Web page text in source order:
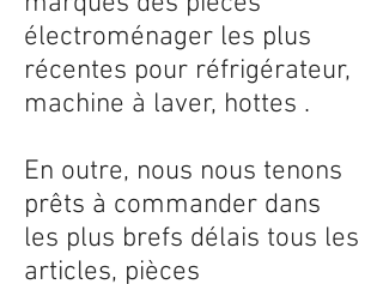
électroménager les plus
récentes pour réfrigérateur,
machine à laver, hottes .
En outre, nous nous tenons
prêts à commander dans
les plus brefs délais tous les
articles, pièces